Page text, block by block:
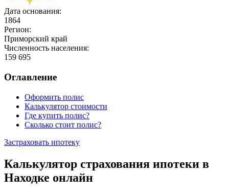
Дата основания:
1864
Регион:
Приморский край
Численность населения:
159 695
Оглавление
Оформить полис
Калькулятор стоимости
Где купить полис?
Сколько стоит полис?
Застраховать ипотеку
Калькулятор страхования ипотеки в
Находке онлайн